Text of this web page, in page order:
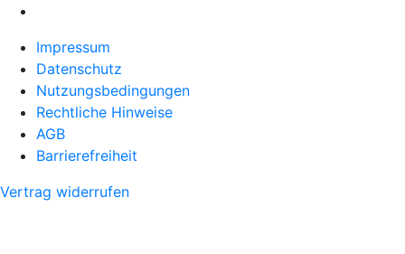
Impressum
Datenschutz
Nutzungsbedingungen
Rechtliche Hinweise
AGB
Barrierefreiheit
Vertrag widerrufen